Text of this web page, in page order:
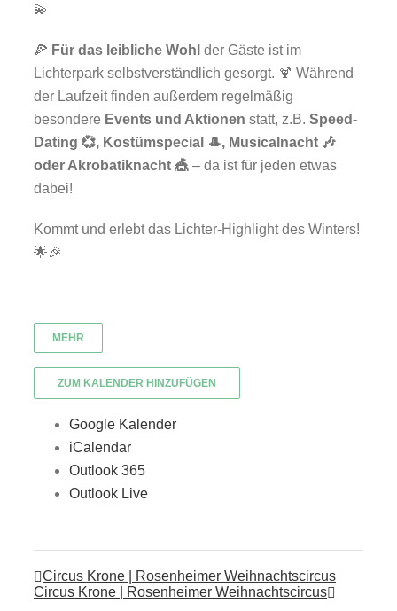
💫
🍕 Für das leibliche Wohl der Gäste ist im
Lichterpark selbstverständlich gesorgt. 🍹 Während
der Laufzeit finden außerdem regelmäßig
besondere Events und Aktionen statt, z.B. Speed-
Dating 💞, Kostümspecial 🎩, Musicalnacht 🎶
oder Akrobatiknacht 🎪 – da ist für jeden etwas
dabei!
Kommt und erlebt das Lichter-Highlight des Winters!
🌟🎉
MEHR
ZUM KALENDER HINZUFÜGEN
Google Kalender
iCalendar
Outlook 365
Outlook Live
Circus Krone | Rosenheimer Weihnachtscircus
Circus Krone | Rosenheimer Weihnachtscircus